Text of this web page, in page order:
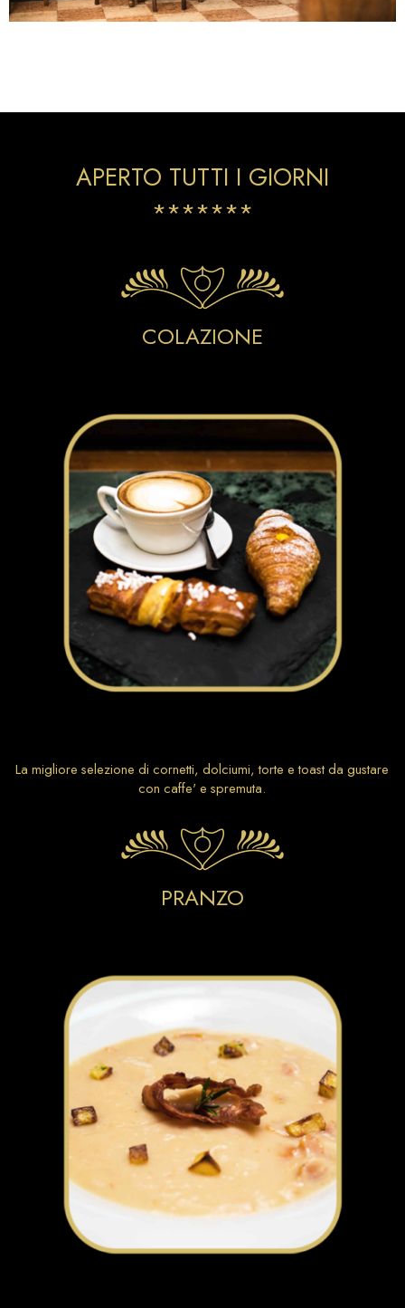
APERTO TUTTI I GIORNI
*******
COLAZIONE
La migliore selezione di cornetti, dolciumi, torte e toast da gustare
con caffe' e spremuta.
PRANZO